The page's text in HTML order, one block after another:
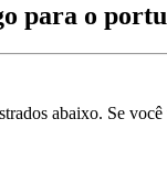
para o
abaixo. Se